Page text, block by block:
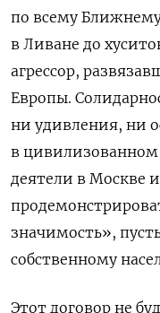
по всему
в Ливане до
агрессор,
Европы.
ни удивления, ни
в
деятели в Москве
значимость»,
собственному
Этот договор не